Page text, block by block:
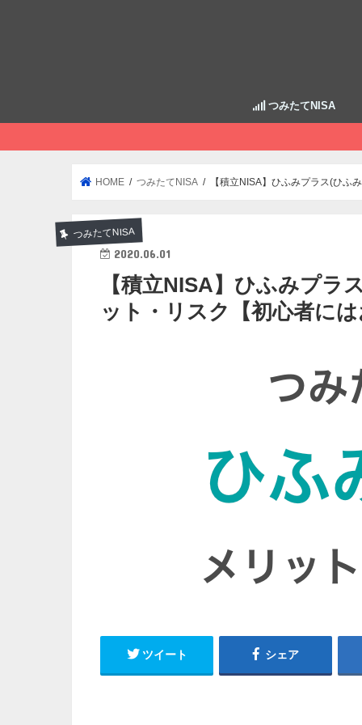
つみたてNISA
HOME つみたてNISA 【積立NISA】ひふみプラス(ひふ
つみたてNISA
2020.06.01
【積立NISA】ひふみプラ
ット・リスク【初心者には
ツイート シェア